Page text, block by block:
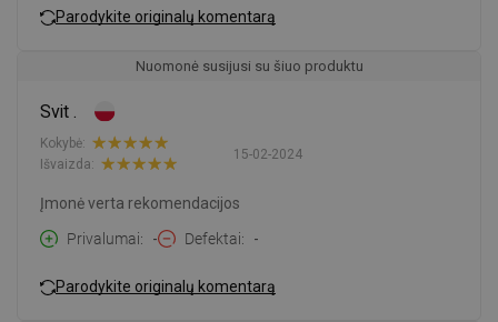
Parodykite originalų komentarą
Nuomonė susijusi su šiuo produktu
Svit .
15-02-2024
Kokybė:
Išvaizda:
Įmonė verta rekomendacijos
Privalumai
- Defektai -
Parodykite originalų komentarą